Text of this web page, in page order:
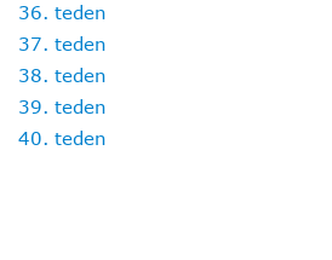
36. teden
37. teden
38. teden
39. teden
40. teden